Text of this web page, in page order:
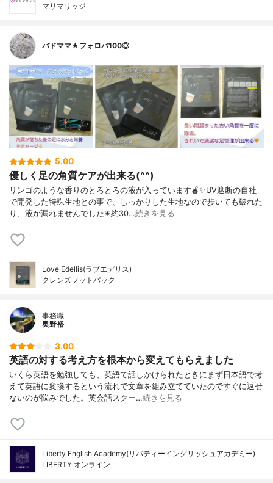
マリマリッジ
バドママ★フォロバ100◎
5.00
優しく足の角質ケアが出来る(^^)
リンゴのような香りのとろとろの液が入っています🍎✨UV遮断の自社
で開発した特殊生地との事で、しっかりした生地なので歩いても破れた
り、液が漏れませんでした✴約30…続きを見る
Love Edellis(ラブエデリス)
クレンズフットパック
事務職
奥野裕
3.00
英語の対する考え方を根本から変えてもらえました
いくら英語を勉強しても、英語で話しかけられたときにまず日本語で考
えて英語に変換するという流れで文章を組み立てていたのですぐに返せ
ないのが悩みでした。英会話スクー…続きを見る
Liberty English Academy(リバティーイングリッシュアカデミー)
LIBERTY オンライン